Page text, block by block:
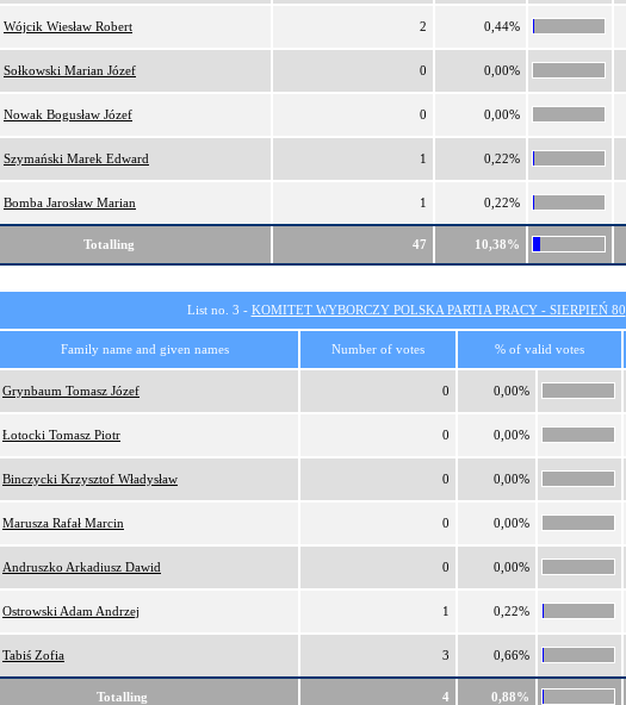
Wójcik Wiesław Robert 2 0,44%
Sołkowski Marian Józef 0 0,00%
Nowak Bogusław Józef 0 0,00%
Szymański Marek Edward 1 0,22%
Bomba Jarosław Marian 1 0,22%
Totalling 47 10,38%
List no. 3 - KOMITET WYBORCZY POLSKA PARTIA PRACY - SIERPIEŃ 80
Family name and given names Number of votes % of valid votes
Grynbaum Tomasz Józef 0 0,00%
Łotocki Tomasz Piotr 0 0,00%
Binczycki Krzysztof Władysław 0 0,00%
Marusza Rafał Marcin 0 0,00%
Andruszko Arkadiusz Dawid 0 0,00%
Ostrowski Adam Andrzej 1 0,22%
Tabiś Zofia 3 0,66%
Totalling 4 0,88%